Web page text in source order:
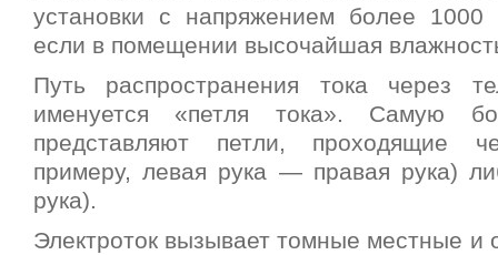
установки с напряжением более
если в помещении высочайшая
Путь распространения тока через
именуется «петля тока». Самую
представляют петли, проходящие
примеру, левая рука — правая рука)
рука).
Электроток вызывает томные местные